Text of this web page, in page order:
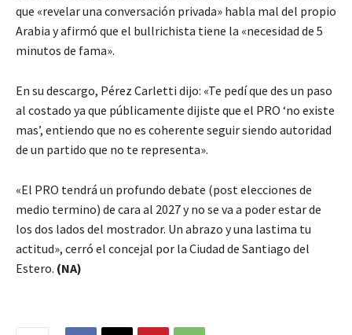
que «revelar una conversación privada» habla mal del propio
Arabia y afirmó que el bullrichista tiene la «necesidad de 5
minutos de fama».
En su descargo, Pérez Carletti dijo: «Te pedí que des un paso
al costado ya que públicamente dijiste que el PRO ‘no existe
mas’, entiendo que no es coherente seguir siendo autoridad
de un partido que no te representa».
«El PRO tendrá un profundo debate (post elecciones de
medio termino) de cara al 2027 y no se va a poder estar de
los dos lados del mostrador. Un abrazo y una lastima tu
actitud», cerró el concejal por la Ciudad de Santiago del
Estero. (NA)